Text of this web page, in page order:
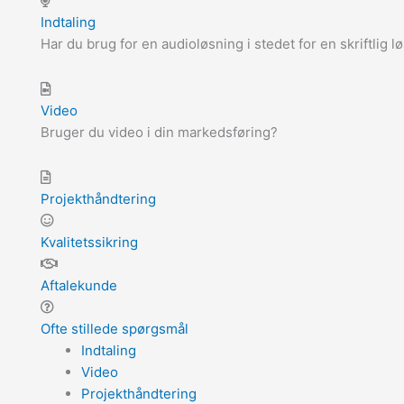
Indtaling
Har du brug for en audioløsning i stedet for en skriftlig
Video
Bruger du video i din markedsføring?
Projekthåndtering
Kvalitetssikring
Aftalekunde
Ofte stillede spørgsmål
Indtaling
Video
Projekthåndtering